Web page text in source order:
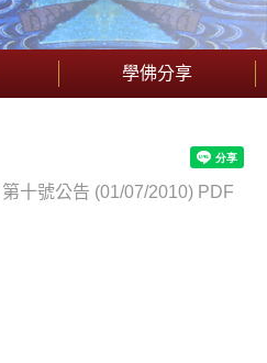
學佛分享
十號公告 (01/07/2010) PDF